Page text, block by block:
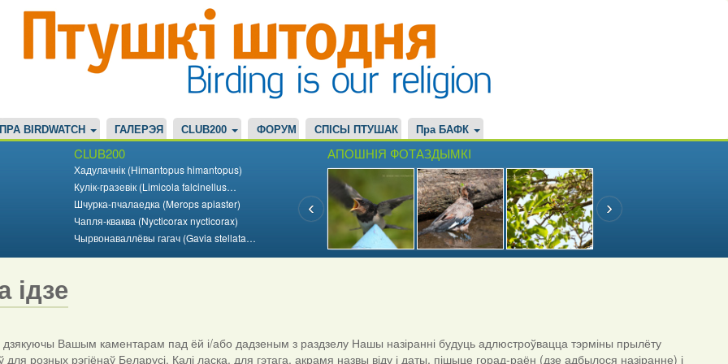
ПРА BIRDWATCH ГАЛЕРЭЯ CLUB200 ФОРУМ СПІСЫ ПТУШАК Пра БАФК
CLUB200
Хадулачнік (Himantopus himantopus)
Кулік-гразевік (Limicola falcinellus…
Шчурка-пчалаедка (Merops apiaster)
Чапля-кваква (Nycticorax nycticorax)
Чырвонаваллёвы гагач (Gavia stellata…
АПОШНІЯ ФОТАЗДЫМКІ
ідзе
Вашым каментарам пад ёй і/або дадзеным з раздзелу Нашы назіранні будуць адлюстроўвацца тэрміны прылёту
для розных рэгіёнаў Беларусі. Калі ласка, для гэтага, акрамя назвы віду і даты, пішыце горад-раён (дзе адбылося назіранне) і